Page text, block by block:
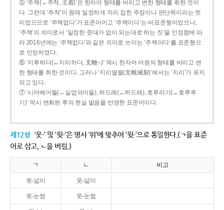
⑤ ‘주책(←주착, 主着)’은 한자어 형태를 버리고 변한 형태를 취한 것이
다. 그런데 ‘주착’이 원래 일정하게 자리 잡힌 주장이나 판단력이라는 뜻
이었으므로 ‘주책없다’가 표준어이고 ‘주책이다’는 비표준형이었으나,
‘주책’의 의미로서 ‘일정한 줏대가 없이 되는대로 하는 짓’을 인정함에 따
라 2016년에는 ‘주책없다’와 같은 의미로 쓰이는 ‘주책이다’를 표준형으
로 인정하였다.
⑥ ‘지루하다(←지리하다, 支離--)’ 역시 한자어 어원의 형태를 버리고 변
한 형태를 취한 것이다. 그러나 ‘지리멸렬(支離滅裂)’에서는 ‘지리’가 유지
되고 있다.
⑦ ‘시러베아들(←실업의아들), 허드레(←허드래), 호루라기(←호루루
기)’ 역시 변화된 후의 현실 발음을 반영한 표준어이다.
제12항 ‘웃-’ 및 ‘윗-’은 명사 ‘위’에 맞추어 ‘윗-’으로 통일한다.(ㄱ을 표준
어로 삼고, ㄴ을 버림.)
ㄱ ㄴ 비고
윗-넓이 웃-넓이
윗-눈썹 웃-눈썹